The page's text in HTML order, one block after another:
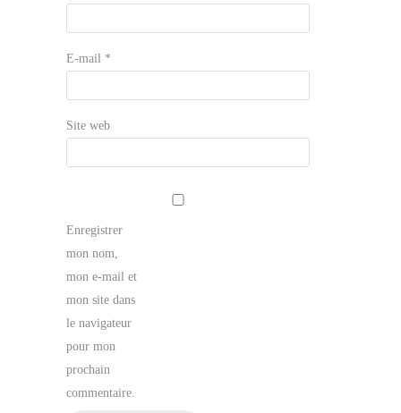
E-mail *
Site web
Enregistrer
mon nom,
mon e-mail et
mon site dans
le navigateur
pour mon
prochain
commentaire.